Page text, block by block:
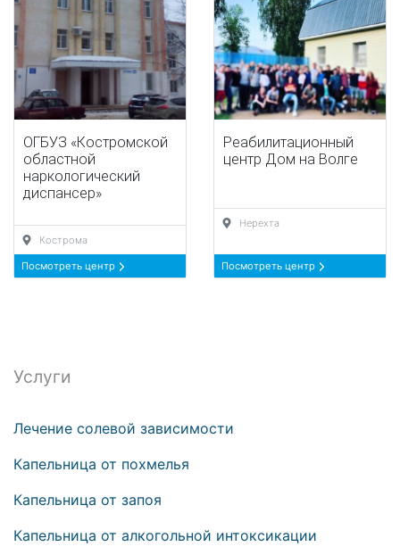
ОГБУЗ «Костромской
областной
наркологический
диспансер»
Кострома
Посмотреть центр
Реабилитационный
центр Дом на Волге
Нерехта
Посмотреть центр
Услуги
Лечение солевой зависимости
Капельница от похмелья
Капельница от запоя
Капельница от алкогольной интоксикации